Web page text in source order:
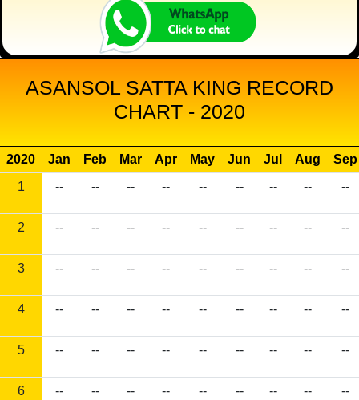
ASANSOL SATTA KING RECORD
CHART - 2020
2020 Jan Feb Mar Apr May Jun Jul Aug
Sep
1
-- -- -- -- -- -- -- -- --
2 -- -- -- -- -- -- -- -- --
3 -- -- -- -- -- -- -- -- --
4 -- -- -- -- -- -- -- -- --
5 -- -- -- -- -- -- -- -- --
6 -- -- -- -- -- -- -- -- --